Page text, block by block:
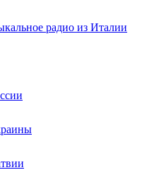
радио из Италии